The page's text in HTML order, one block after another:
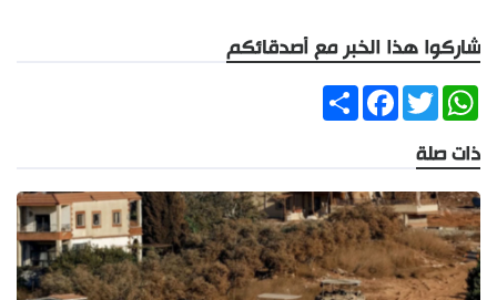
شاركوا هذا الخبر مع أصدقائكم
ShareFacebookTwitter
WhatsApp
ذات صلة